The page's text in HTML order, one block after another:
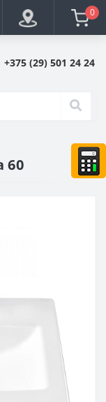
0
+375 (29) 501 24 24
60